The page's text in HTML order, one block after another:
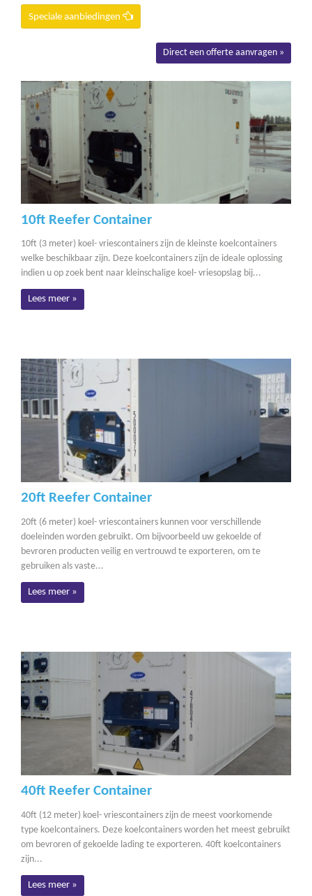
Speciale aanbiedingen
10ft Reefer Container
10ft (3 meter) koel- vriescontainers zijn de kleinste koelcontainers
welke beschikbaar zijn. Deze koelcontainers zijn de ideale oplossing
indien u op zoek bent naar kleinschalige koel- vriesopslag bij...
Lees meer »
20ft Reefer Container
20ft (6 meter) koel- vriescontainers kunnen voor verschillende
doeleinden worden gebruikt. Om bijvoorbeeld uw gekoelde of
bevroren producten veilig en vertrouwd te exporteren, om te
gebruiken als vaste...
Lees meer »
40ft Reefer Container
40ft (12 meter) koel- vriescontainers zijn de meest voorkomende
type koelcontainers. Deze koelcontainers worden het meest gebruikt
om bevroren of gekoelde lading te exporteren. 40ft koelcontainers
zijn...
Lees meer »